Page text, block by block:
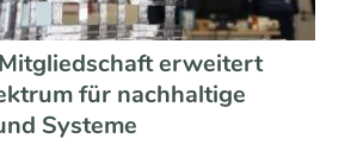
erweitert
für nachhaltige
Systeme